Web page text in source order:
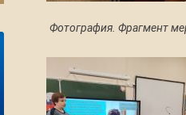
Фотография. Фрагмент